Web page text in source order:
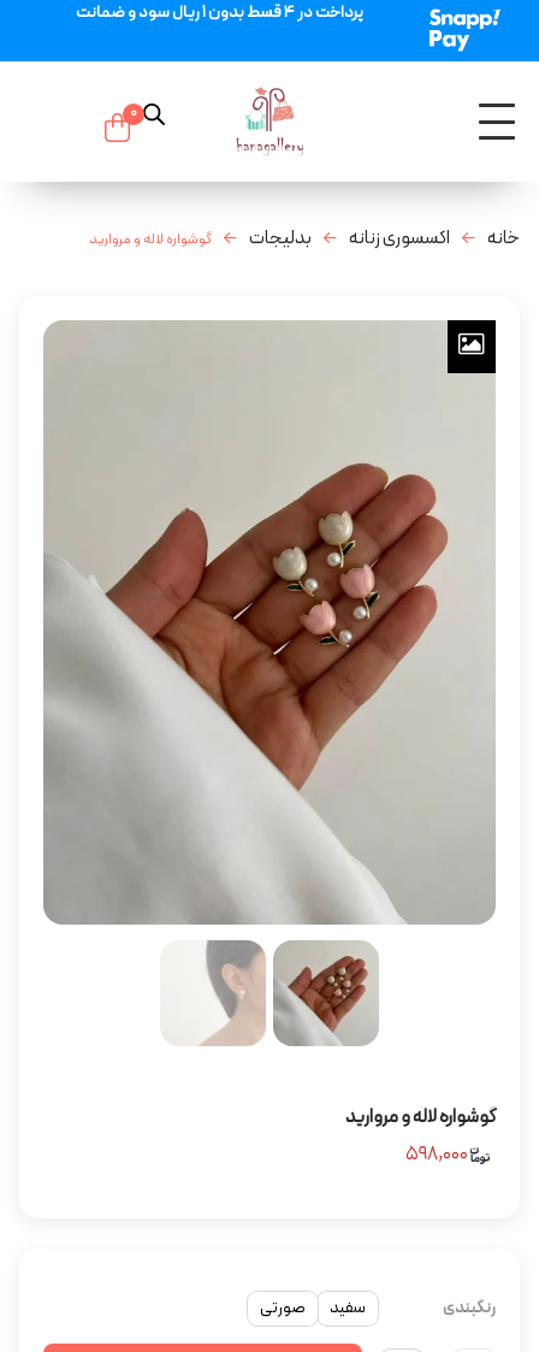
پرداخت در 4 قسط بدون 1 ریال سود و ضمانت
0
خانه اکسسوری زنانه بدلیجات گوشواره لاله و مروارید
گوشواره لاله و مروارید
رنگبندی سفید صورتی